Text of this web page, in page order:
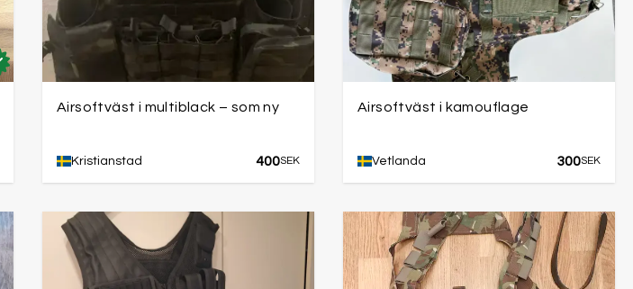
Airsoftväst i multiblack – som ny
Kristianstad 400SEK
Airsoftväst i kamouflage
Vetlanda 300SEK